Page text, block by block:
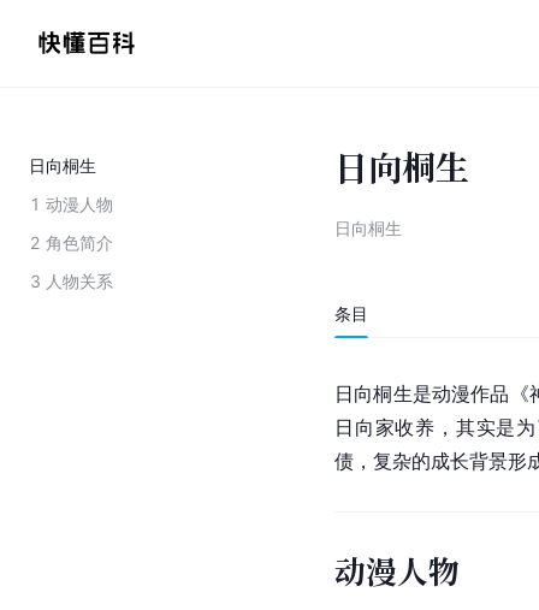
日向桐生
1 动漫人物
2 角色简介
3 人物关系
日向桐生
日向桐生
条目
日向桐生是动漫作品《
日向家收养，其实是
债，复杂的成长背景形
动漫人物